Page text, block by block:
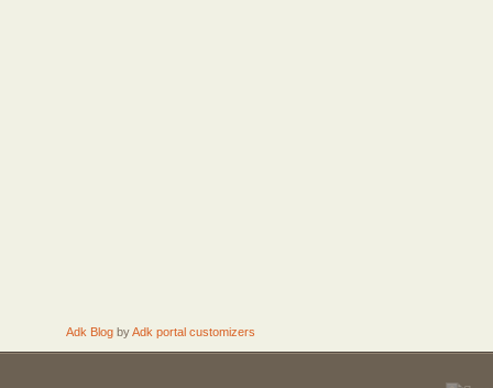
Adk BlogbyAdk portal customizers